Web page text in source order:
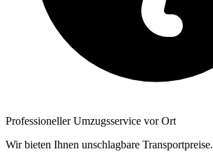
Professioneller Umzugsservice vor Ort
Wir bieten Ihnen unschlagbare Transportpreise.